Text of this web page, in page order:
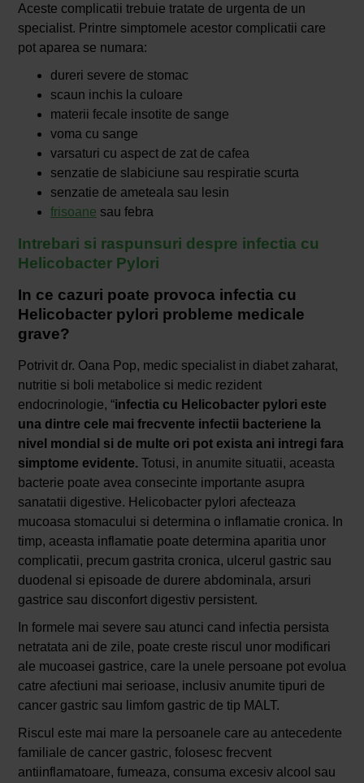
Aceste complicatii trebuie tratate de urgenta de un
specialist. Printre simptomele acestor complicatii care
pot aparea se numara:
dureri severe de stomac
scaun inchis la culoare
materii fecale insotite de sange
voma cu sange
varsaturi cu aspect de zat de cafea
senzatie de slabiciune sau respiratie scurta
senzatie de ameteala sau lesin
frisoane sau febra
Intrebari si raspunsuri despre infectia cu
Helicobacter Pylori
In ce cazuri poate provoca infectia cu
Helicobacter pylori probleme medicale
grave?
Potrivit dr. Oana Pop, medic specialist in diabet zaharat,
nutritie si boli metabolice si medic rezident
endocrinologie, “infectia cu Helicobacter pylori este
una dintre cele mai frecvente infectii bacteriene la
nivel mondial si de multe ori pot exista ani intregi fara
simptome evidente. Totusi, in anumite situatii, aceasta
bacterie poate avea consecinte importante asupra
sanatatii digestive. Helicobacter pylori afecteaza
mucoasa stomacului si determina o inflamatie cronica. In
timp, aceasta inflamatie poate determina aparitia unor
complicatii, precum gastrita cronica, ulcerul gastric sau
duodenal si episoade de durere abdominala, arsuri
gastrice sau disconfort digestiv persistent.
In formele mai severe sau atunci cand infectia persista
netratata ani de zile, poate creste riscul unor modificari
ale mucoasei gastrice, care la unele persoane pot evolua
catre afectiuni mai serioase, inclusiv anumite tipuri de
cancer gastric sau limfom gastric de tip MALT.
Riscul este mai mare la persoanele care au antecedente
familiale de cancer gastric, folosesc frecvent
antiinflamatoare, fumeaza, consuma excesiv alcool sau